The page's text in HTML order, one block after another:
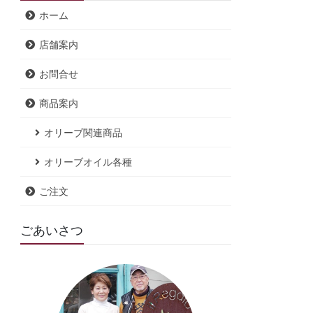
ホーム
店舗案内
お問合せ
商品案内
オリーブ関連商品
オリーブオイル各種
ご注文
ごあいさつ